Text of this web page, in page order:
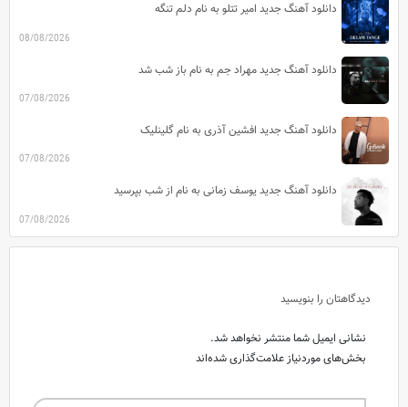
دانلود آهنگ جدید امیر تتلو به نام دلم تنگه
08/08/2026
دانلود آهنگ جدید مهراد جم به نام باز شب شد
07/08/2026
دانلود آهنگ جدید افشین آذری به نام گلینلیک
07/08/2026
دانلود آهنگ جدید یوسف زمانی به نام از شب بپرسید
07/08/2026
دیدگاهتان را بنویسید
نشانی ایمیل شما منتشر نخواهد شد.
بخش‌های موردنیاز علامت‌گذاری شده‌اند